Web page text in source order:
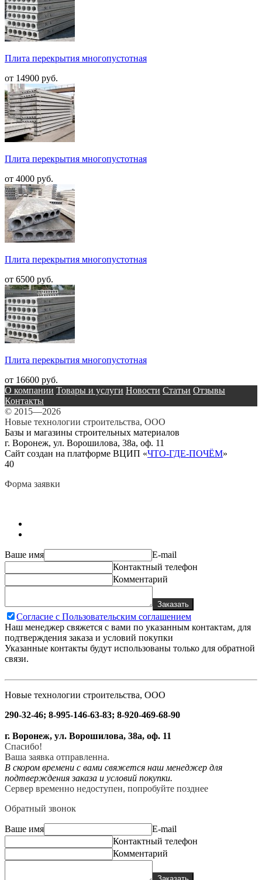
Плита перекрытия многопустотная
от 14900 руб.
Плита перекрытия многопустотная
от 4000 руб.
Плита перекрытия многопустотная
от 6500 руб.
Плита перекрытия многопустотная
от 16600 руб.
О компании Товары и услуги Новости Статьи Отзывы
Контакты
© 2015—2026
Новые технологии строительства, ООО
Базы и магазины строительных материалов
г. Воронеж, ул. Ворошилова, 38а, оф. 11
Сайт создан на платформе ВЦИП «ЧТО-ГДЕ-ПОЧЁМ»
40
Форма заявки
Ваше имя
E-mail
Контактный телефон
Комментарий
Заказать
Согласие с Пользовательским соглашением
Наш менеджер свяжется с вами по указанным контактам, для
подтверждения заказа и условий покупки
Указанные контакты будут использованы только для обратной
связи.
Новые технологии строительства, ООО
290-32-46; 8-995-146-63-83; 8-920-469-68-90
г. Воронеж, ул. Ворошилова, 38а, оф. 11
Спасибо!
Ваша заявка отправленна.
В скором времени с вами свяжется наш менеджер для
подтверждения заказа и условий покупки.
Сервер временно недоступен, попробуйте позднее
Обратный звонок
Ваше имя
E-mail
Контактный телефон
Комментарий